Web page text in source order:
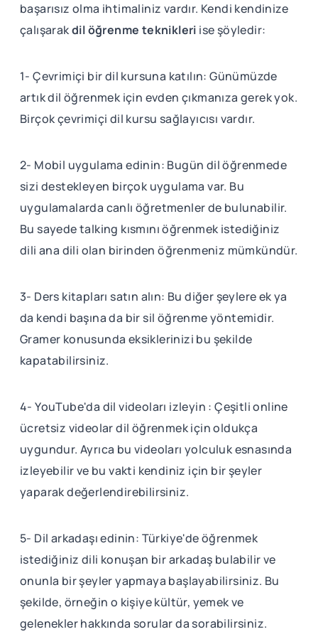
başarısız olma ihtimaliniz vardır. Kendi kendinize
çalışarakdil öğrenme teknikleri ise şöyledir:
1- Çevrimiçi bir dil kursuna katılın: Günümüzde
artık dil öğrenmek için evden çıkmanıza gerek yok.
Birçok çevrimiçi dil kursu sağlayıcısı vardır.
2- Mobil uygulama edinin: Bugün dil öğrenmede
sizi destekleyen birçok uygulama var. Bu
uygulamalarda canlı öğretmenler de bulunabilir.
Bu sayede talking kısmını öğrenmek istediğiniz
dili ana dili olan birinden öğrenmeniz mümkündür.
3- Ders kitapları satın alın: Bu diğer şeylere ek ya
da kendi başına da bir sil öğrenme yöntemidir.
Gramer konusunda eksiklerinizi bu şekilde
kapatabilirsiniz.
4- YouTube'da dil videoları izleyin : Çeşitli online
ücretsiz videolar dil öğrenmek için oldukça
uygundur. Ayrıca bu videoları yolculuk esnasında
izleyebilir ve bu vakti kendiniz için bir şeyler
yaparak değerlendirebilirsiniz.
5- Dil arkadaşı edinin: Türkiye'de öğrenmek
istediğiniz dili konuşan bir arkadaş bulabilir ve
onunla bir şeyler yapmaya başlayabilirsiniz. Bu
şekilde, örneğin o kişiye kültür, yemek ve
gelenekler hakkında sorular da sorabilirsiniz.